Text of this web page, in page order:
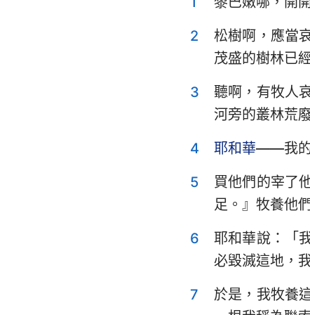
申命記
士師記
撒母耳記上
列王紀上
歷代志上
以斯拉記
詩篇
以賽亞書
2
松樹啊，應當
茂盛的樹林已
3
聽啊，有牧人
河旁的叢林荒
4
耶和華——我的
5
買他們的宰了
足。』牧養他
6
耶和華說：「
必毀滅這地，
7
於是，我牧養